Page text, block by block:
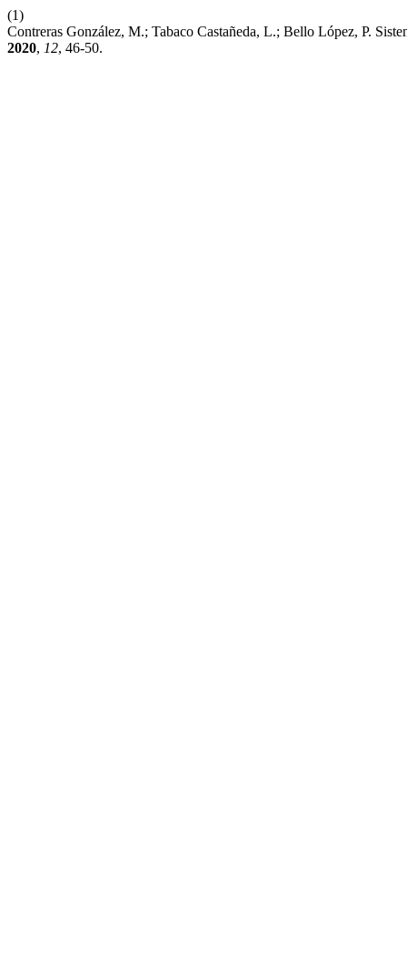
(1)
Contreras González, M.; Tabaco Castañeda, L.; Bello López, P.
2020, 12, 46-50.